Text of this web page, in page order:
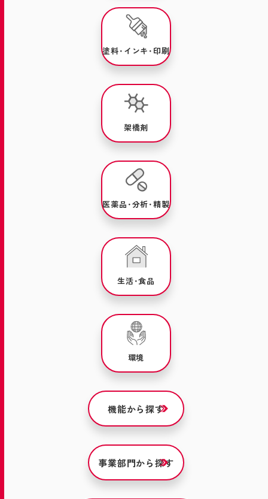
塗料･インキ･印刷
架橋剤
医薬品･分析･精製
生活･食品
環境
機能から探す
事業部門から探す